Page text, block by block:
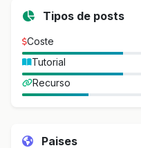
Tipos de posts
Coste
Tutorial
Recurso
Paises